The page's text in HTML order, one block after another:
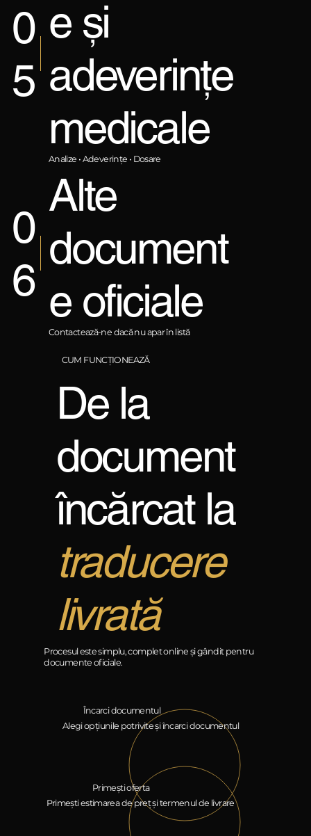
e și
adeverințe
medicale
Analize • Adeverințe • Dosare
0
5
Alte
document
e oficiale
Contactează-ne dacă nu apar în listă
0
6
CUM FUNCȚIONEAZĂ
De la
document
încărcat la
traducere
livrată
Procesul este simplu, complet online și gândit pentru
documente oficiale.
Încarci documentul
Alegi opțiunile potrivite și încarci documentul
Primești oferta
Primești estimarea de preț și termenul de livrare